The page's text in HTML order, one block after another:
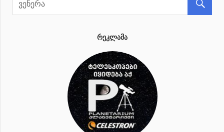
ᲠᲔᲙᲚᲐᲛᲐ